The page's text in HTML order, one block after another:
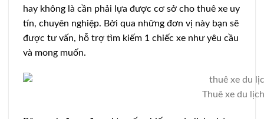
hay không là cần phải lựa được cơ sở cho thuê xe uy
tín, chuyên nghiệp. Bởi qua những đơn vị này bạn sẽ
được tư vấn, hỗ trợ tìm kiếm 1 chiếc xe như yêu cầu
và mong muốn.
Thuê xe du